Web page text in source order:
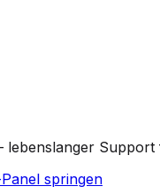
springen